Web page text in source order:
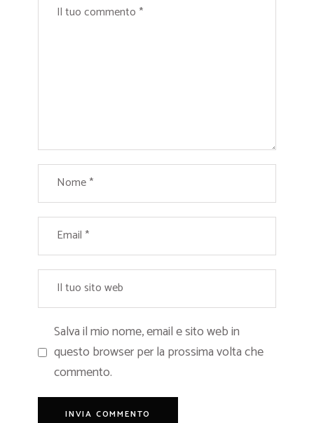
Salva il mio nome, email e sito web in
questo browser per la prossima volta che
commento.